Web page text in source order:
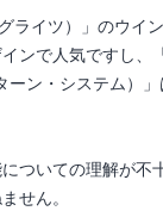
ライツ）」のウイ
ンで人気ですし、
ーン・システム）
ついての理解が不
せん。